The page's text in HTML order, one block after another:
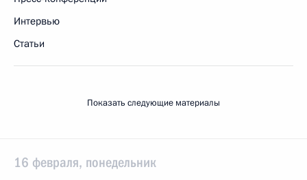
Интервью
Статьи
Показать следующие материалы
16 февраля, понедельник